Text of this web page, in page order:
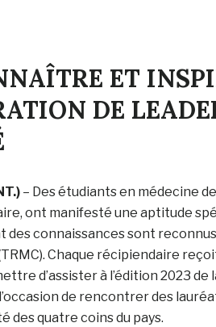
ET
DE
– Des étudiants en médecine
ont manifesté une aptitude
des connaissances sont
Chaque récipiendaire
d’assister à l’édition 2023 de
de rencontrer des
des quatre coins du pays.